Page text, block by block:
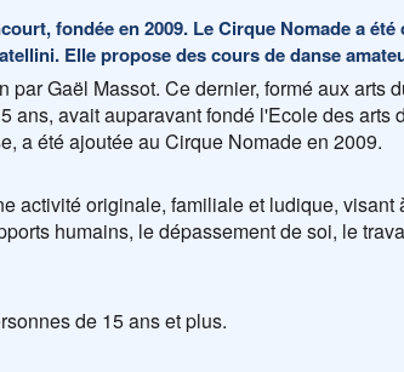
fondée en 2009. Le Cirque Nomade a été
Elle propose des cours de danse
Gaël Massot. Ce dernier, formé aux arts
ans, avait auparavant fondé l'Ecole des arts
a été ajoutée au Cirque Nomade en 2009.
activité originale, familiale et ludique, visant
humains, le dépassement de soi, le
de 15 ans et plus.